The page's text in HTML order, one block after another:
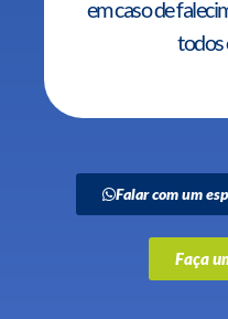
em caso de
todos
Falar com um
Faça